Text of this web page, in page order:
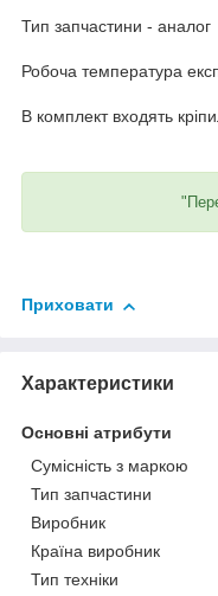
Тип запчастини - аналог
Робоча температура
В комплект входять
Приховати
Характеристики
Основні атрибути
Сумісність з маркою
Тип запчастини
Виробник
Країна виробник
Тип техніки